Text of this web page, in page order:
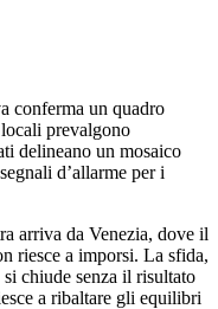
conferma un quadro
prevalgono
delineano un mosaico
d’allarme per i
arriva da Venezia, dove il
riesce a imporsi. La sfida,
chiude senza il risultato
a ribaltare gli equilibri